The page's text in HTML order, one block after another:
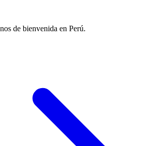
de bienvenida en Perú.